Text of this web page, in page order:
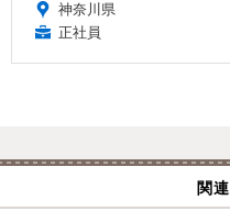
神奈川県
正社員
関